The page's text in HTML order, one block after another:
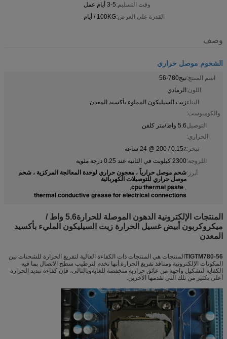
وقت التسليم:3-5 أيام عمل
القدرة على العرض:100KG / أيام
وصف
الشحوم موصل حراري
اسم المنتج:تيج780-56
اللون:الرمادي
البناء
والكومبوست:
زيت السيليكون المملوء بأكسيد المعدن
التوصيل
الحراري:
5.6 واط/متر كلفن
تبخر:0.15٪ / 200 @ 24 ساعة
اللزوجة:2300 كيلوبت في الثانية عند 0.25 درجة مئوية
أبرز:شحم موصل حرارياً ، معجون حراري لوحدة المعالجة المركزية ، شحم
موصل حراري للتوصيلات الكهربائية
,
cpu thermal paste
,
thermal conductive grease for electrical connections
المنتجات الإلكترونية الدهون الموصلة للحرارة5.6 واط /
ميكروكربون أبيض غسيل الحرارة زيت السيليكون المليء بأكسيد
المعدن
TIGTM780-56المنتجات هي المنتجات ذات الكفاءة العالية لتفريغ الحرارة للشحنات بين
المكونات الإلكترونية ومنافذ تفريغ الحرارة.أنها تخدم لترطيب سطح الاتصال بما فيه
الكفاية لتشكيل واجهة من عائق حرارية منخفضة للغايةوبالتالي، فإن كفاءة تبديد الحرارة
أعلى بكثير من تلك التي تقدمها الآخرين.